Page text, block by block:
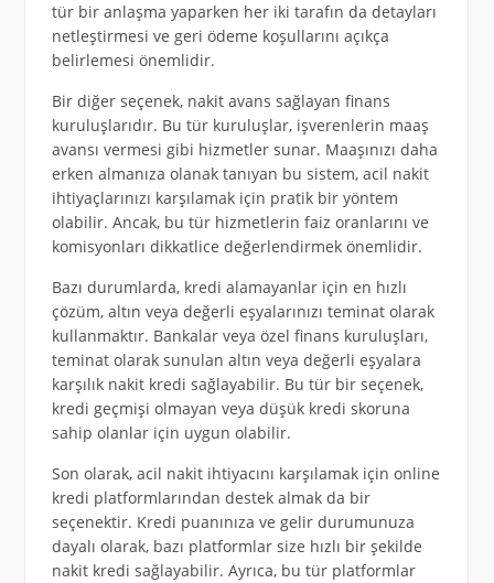
tür bir anlaşma yaparken her iki tarafın da detayları
netleştirmesi ve geri ödeme koşullarını açıkça
belirlemesi önemlidir.
Bir diğer seçenek, nakit avans sağlayan finans
kuruluşlarıdır. Bu tür kuruluşlar, işverenlerin maaş
avansı vermesi gibi hizmetler sunar. Maaşınızı daha
erken almanıza olanak tanıyan bu sistem, acil nakit
ihtiyaçlarınızı karşılamak için pratik bir yöntem
olabilir. Ancak, bu tür hizmetlerin faiz oranlarını ve
komisyonları dikkatlice değerlendirmek önemlidir.
Bazı durumlarda, kredi alamayanlar için en hızlı
çözüm, altın veya değerli eşyalarınızı teminat olarak
kullanmaktır. Bankalar veya özel finans kuruluşları,
teminat olarak sunulan altın veya değerli eşyalara
karşılık nakit kredi sağlayabilir. Bu tür bir seçenek,
kredi geçmişi olmayan veya düşük kredi skoruna
sahip olanlar için uygun olabilir.
Son olarak, acil nakit ihtiyacını karşılamak için online
kredi platformlarından destek almak da bir
seçenektir. Kredi puanınıza ve gelir durumunuza
dayalı olarak, bazı platformlar size hızlı bir şekilde
nakit kredi sağlayabilir. Ayrıca, bu tür platformlar